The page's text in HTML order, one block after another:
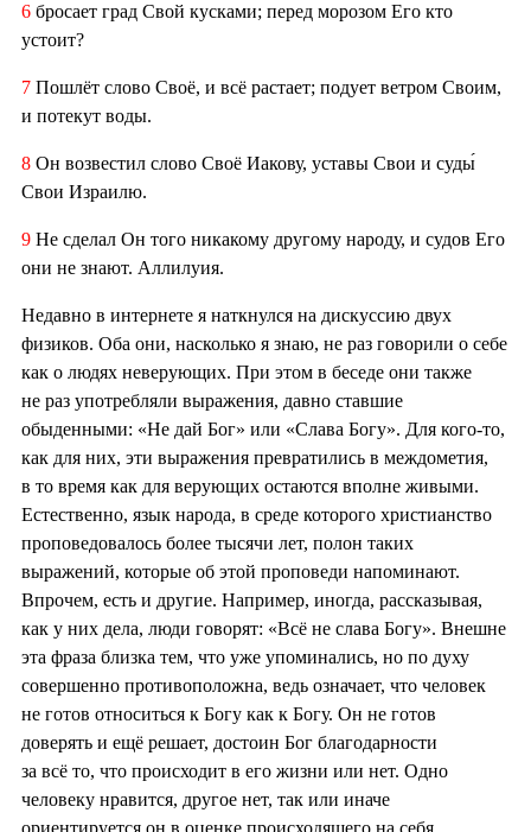
6 бросает град Свой кусками; перед морозом Его кто
устоит?
7 Пошлёт слово Своё, и всё растает; подует ветром Своим,
и потекут воды.
8 Он возвестил слово Своё Иакову, уставы Свои и суды́
Свои Израилю.
9 Не сделал Он того никакому другому народу, и судов Его
они не знают. Аллилуия.
Недавно в интернете я наткнулся на дискуссию двух
физиков. Оба они, насколько я знаю, не раз говорили о себе
как о людях неверующих. При этом в беседе они также
не раз употребляли выражения, давно ставшие
обыденными: «Не дай Бог» или «Слава Богу». Для кого-то,
как для них, эти выражения превратились в междометия,
в то время как для верующих остаются вполне живыми.
Естественно, язык народа, в среде которого христианство
проповедовалось более тысячи лет, полон таких
выражений, которые об этой проповеди напоминают.
Впрочем, есть и другие. Например, иногда, рассказывая,
как у них дела, люди говорят: «Всё не слава Богу». Внешне
эта фраза близка тем, что уже упоминались, но по духу
совершенно противоположна, ведь означает, что человек
не готов относиться к Богу как к Богу. Он не готов
доверять и ещё решает, достоин Бог благодарности
за всё то, что происходит в его жизни или нет. Одно
человеку нравится, другое нет, так или иначе